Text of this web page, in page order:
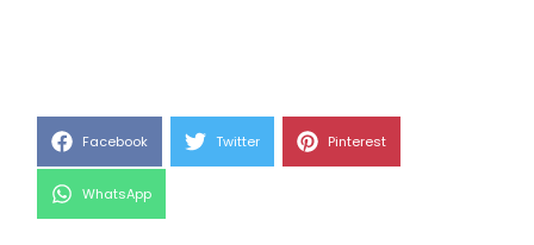
Share
Facebook Share
Twitter Share
Pinterest
Share
WhatsApp